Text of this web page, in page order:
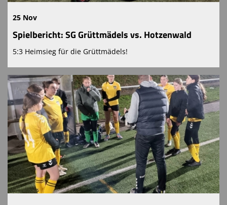
25 Nov
Spielbericht: SG Grüttmädels vs. Hotzenwald
5:3 Heimsieg für die Grüttmädels!